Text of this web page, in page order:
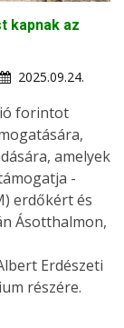
kapnak az
2025.09.24.
forintot
amelyek
-
erdőkért és
Ásotthalmon,
Erdészeti
részére.